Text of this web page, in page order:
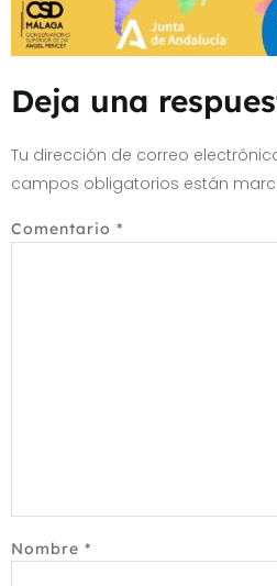
Deja una
Tu dirección de correo
campos obligatorios están
Comentario *
Nombre *